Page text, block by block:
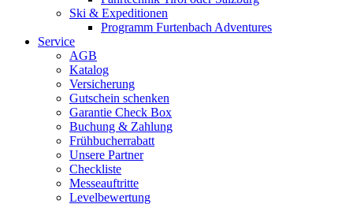
Ski & Expeditionen
Programm Furtenbach Adventures
Service
AGB
Katalog
Versicherung
Gutschein schenken
Garantie Check Box
Buchung & Zahlung
Frühbucherrabatt
Unsere Partner
Checkliste
Messeauftritte
Levelbewertung